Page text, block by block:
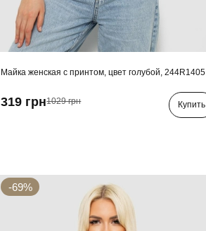
Майка женская с принтом, цвет голубой, 244R1405
319 грн1029 грн Купить
-69%